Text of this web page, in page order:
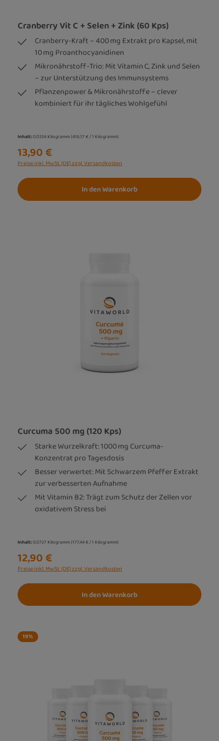
Cranberry Vit C + Selen + Zink (60 Kps)
Cranberry-Kraft – 400 mg Extrakt pro Kapsel, mit
10 mg Proanthocyanidinen
Mikronährstoff-Trio: Mit Vitamin C, Zink und Selen
– zur Unterstützung des Immunsystems
Pflanzenpower & Mikronährstoffe – clever
kombiniert für ihr tägliches Wohlgefühl
Inhalt:0.0334 Kilogramm(416,17 € / 1 Kilogramm)
13,90 €
Preise inkl. MwSt. (DE) zzgl. Versandkosten
In den Warenkorb
Curcuma 500 mg (120 Kps)
Starke Wurzelkraft: 1000 mg Curcuma-
Konzentrat pro Tagesdosis
Besser verwertet: Mit Schwarzem Pfeffer Extrakt
zur verbesserten Aufnahme
Mit Vitamin B2: Trägt zum Schutz der Zellen vor
oxidativem Stress bei
Inhalt:0.0727 Kilogramm(177,44 € / 1 Kilogramm)
12,90 €
Preise inkl. MwSt. (DE) zzgl. Versandkosten
In den Warenkorb
19%